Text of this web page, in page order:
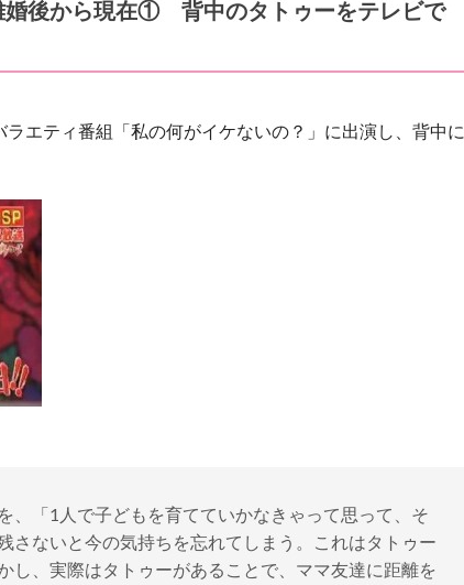
婚後から現在① 背中のタトゥーをテレビで
エティ番組「私の何がイケないの？」に出演し、背中に
、「1人で子どもを育てていかなきゃって思って、そ
さないと今の気持ちを忘れてしまう。これはタトゥー
し、実際はタトゥーがあることで、ママ友達に距離を